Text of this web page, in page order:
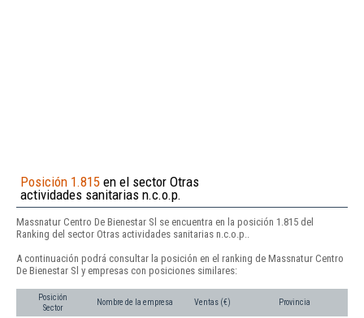
Posición 1.815 en el sector Otras
actividades sanitarias n.c.o.p.
Massnatur Centro De Bienestar Sl se encuentra en la posición 1.815 del
Ranking del sector Otras actividades sanitarias n.c.o.p..
A continuación podrá consultar la posición en el ranking de Massnatur Centro
De Bienestar Sl y empresas con posiciones similares:
Posición
Sector
Nombre de la empresa Ventas (€) Provincia